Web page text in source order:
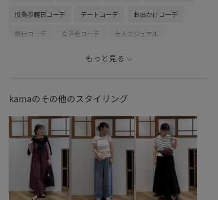
授業参観日コーデ デートコーデ お出かけコーデ
旅行コーデ 女子会コーデ 大人カジュアル
体型カバー
Tシャツ/カットソー スカート
アクセサリー ネックレス GDC16150 GDM16220
GIA16030 GIX16180 GIZ16130 26mother'sday
26RPUVCARE 26SSRPgoods 26SSRPボトム
26SS_エアリーリネンライク 26SSエアリーリネンライク
もっと見る
kamaのその他のスタイリング